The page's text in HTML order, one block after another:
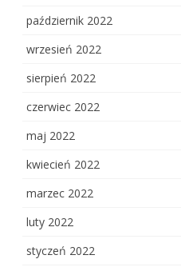
październik 2022
wrzesień 2022
sierpień 2022
czerwiec 2022
maj 2022
kwiecień 2022
marzec 2022
luty 2022
styczeń 2022